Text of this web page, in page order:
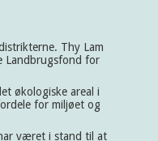
Thy Lam
Landbrugsfond for
økologiske areal i
for miljøet og
været i stand til at